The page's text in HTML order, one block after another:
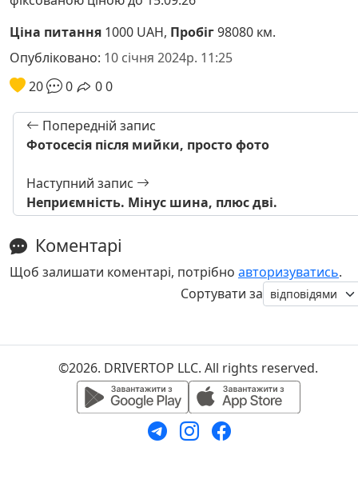
Ціна питання 1000 UAH, Пробіг98080 км.
Опубліковано: 10 січня 2024р. 11:25
20
0 00
Попередній запис
Фотосесія після мийки, просто фото
Наступний запис
Неприємність. Мінус шина, плюс дві.
Коментарі
Щоб залишати коментарі, потрібно авторизуватись.
Сортувати за
©2026. DRIVERTOP LLC. All rights reserved.